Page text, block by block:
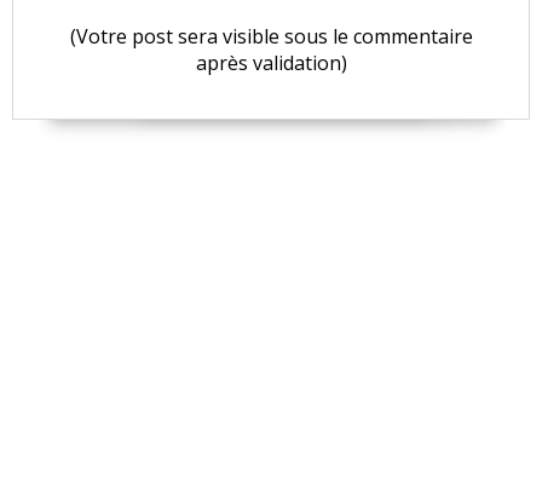
(Votre post sera visible sous le commentaire
après validation)